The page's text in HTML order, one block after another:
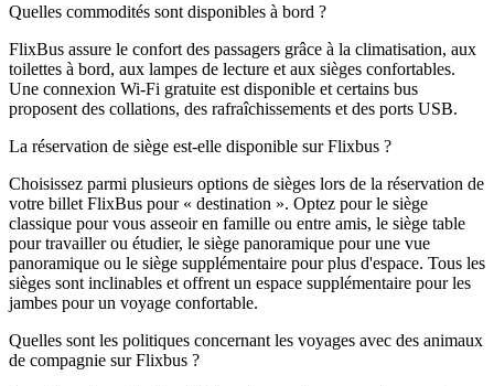
Quelles commodités sont disponibles à bord ?
FlixBus assure le confort des passagers grâce à la climatisation, aux
toilettes à bord, aux lampes de lecture et aux sièges confortables.
Une connexion Wi-Fi gratuite est disponible et certains bus
proposent des collations, des rafraîchissements et des ports USB.
La réservation de siège est-elle disponible sur Flixbus ?
Choisissez parmi plusieurs options de sièges lors de la réservation de
votre billet FlixBus pour « destination ». Optez pour le siège
classique pour vous asseoir en famille ou entre amis, le siège table
pour travailler ou étudier, le siège panoramique pour une vue
panoramique ou le siège supplémentaire pour plus d'espace. Tous les
sièges sont inclinables et offrent un espace supplémentaire pour les
jambes pour un voyage confortable.
Quelles sont les politiques concernant les voyages avec des animaux
de compagnie sur Flixbus ?